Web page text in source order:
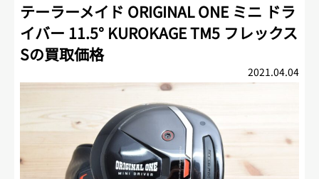
テーラーメイド ORIGINAL ONE ミニ ドラ
イバー 11.5° KUROKAGE TM5 フレックス
Sの買取価格
2021.04.04